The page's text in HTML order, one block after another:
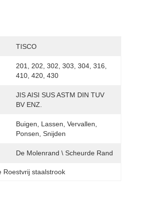
TISCO
201, 202, 302, 303, 304, 316,
410, 420, 430
JIS AISI SUS ASTM DIN TUV
BV ENZ.
Buigen, Lassen, Vervallen,
Ponsen, Snijden
De Molenrand \ Scheurde Rand
Roestvrij staalstrook